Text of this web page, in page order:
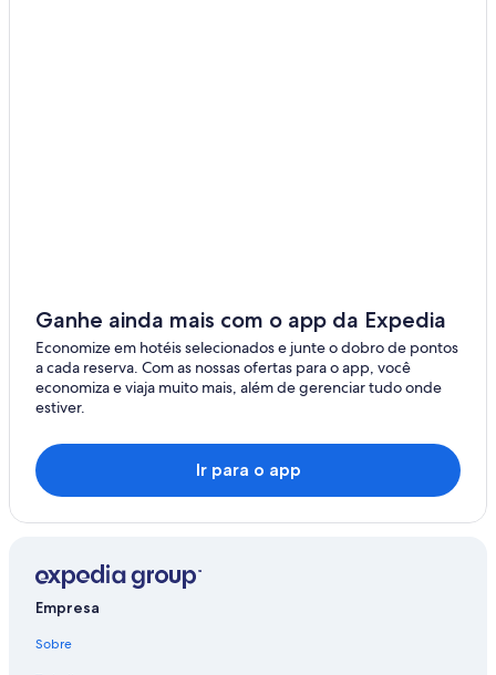
Ganhe ainda mais com o app da Expedia
Economize em hotéis selecionados e junte o dobro de pontos
a cada reserva. Com as nossas ofertas para o app, você
economiza e viaja muito mais, além de gerenciar tudo onde
estiver.
Ir para o app
Empresa
Sobre